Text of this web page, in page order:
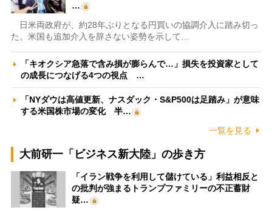
…
日米両政府が、約28年ぶりとなる円買いの協調介入に踏み切っ
た。米国も追加介入を辞さない姿勢を示して…
「キオクシア急落で含み損が膨らんで…」損失を投資家として
の成長につなげる4つの視点 …
「NYダウは高値更新、ナスダック・S&P500は足踏み」が意味
する米国株市場の変化 半…
一覧を見る
大前研一「ビジネス新大陸」の歩き方
「イラン戦争を利用して儲けている」利益相反と
の批判が強まるトランプファミリーの不正蓄財
疑…